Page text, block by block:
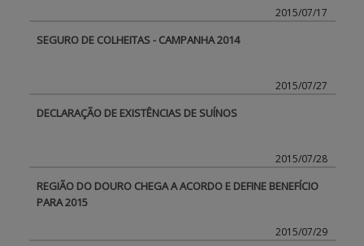
2015/07/17
SEGURO DE COLHEITAS - CAMPANHA 2014
2015/07/27
DECLARAÇÃO DE EXISTÊNCIAS DE SUÍNOS
2015/07/28
REGIÃO DO DOURO CHEGA A ACORDO E DEFINE BENEFÍCIO
PARA 2015
2015/07/29